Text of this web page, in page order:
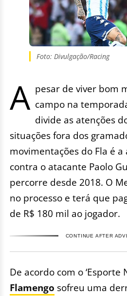
Foto: Divulgação/Racing
A pesar de viver bom
campo na
divide as atenções
situações fora dos
movimentações do Fla é a
contra o atacante Paolo
percorre desde 2018. O
no processo e terá que
de R$ 180 mil ao jogador.
CONTINUE AFTER
De acordo com o ‘Esporte
Flamengo sofreu uma